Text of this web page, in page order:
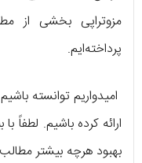
مزوتراپی بخشی از
پرداخته‌ایم.
امیدواریم توانسته
ارائه کرده باشیم. لطفاً
بهبود هرچه بیشتر